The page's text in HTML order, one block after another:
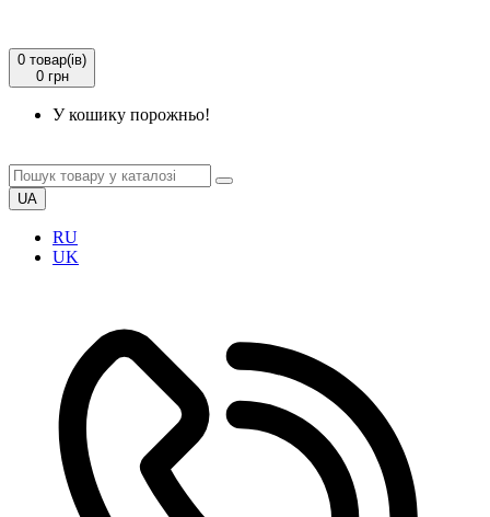
0 товар(ів)
0 грн
У кошику порожньо!
UA
RU
UK